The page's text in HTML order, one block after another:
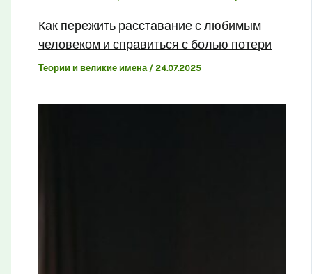
Как пережить расставание с любимым
человеком и справиться с болью потери
Теории и великие имена/24.07.2025